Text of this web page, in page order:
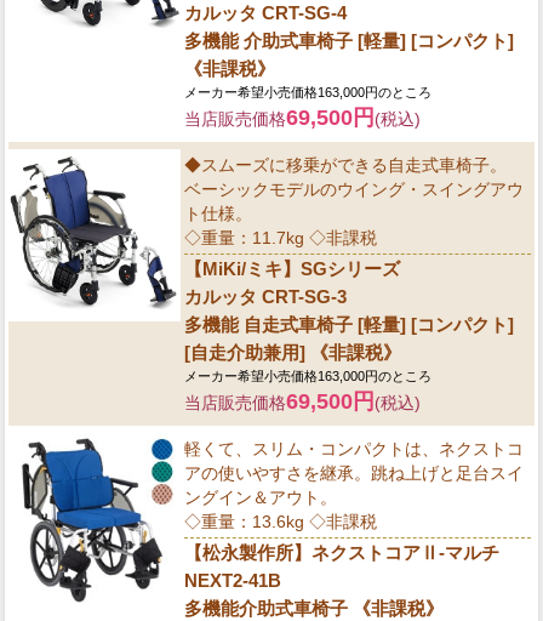
カルッタ CRT-SG-4
多機能 介助式車椅子 [軽量] [コンパクト]
《非課税》
メーカー希望小売価格163,000円のところ
当店販売価格69,500円 (税込)
◆スムーズに移乗ができる自走式車椅子。
ベーシックモデルのウイング・スイングアウ
ト仕様。
◇重量：11.7kg ◇非課税
【MiKi/ミキ】SGシリーズ
カルッタ CRT-SG-3
多機能 自走式車椅子 [軽量] [コンパクト]
[自走介助兼用] 《非課税》
メーカー希望小売価格163,000円のところ
当店販売価格69,500円 (税込)
軽くて、スリム・コンパクトは、ネクストコ
アの使いやすさを継承。跳ね上げと足台スイ
ングイン＆アウト。
◇重量：13.6kg ◇非課税
【松永製作所】ネクストコアⅡ-マルチ
NEXT2-41B
多機能介助式車椅子 《非課税》